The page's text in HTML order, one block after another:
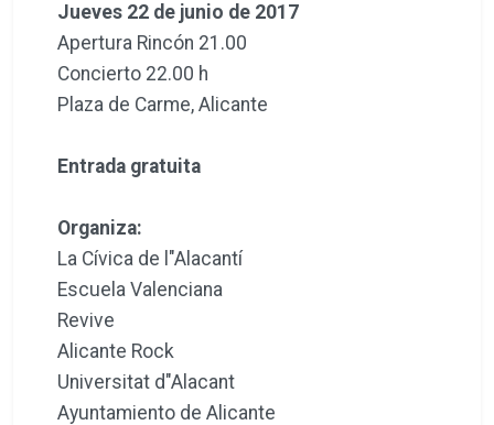
Jueves 22 de junio de 2017
Apertura Rincón 21.00
Concierto 22.00 h
Plaza de Carme, Alicante
Entrada gratuita
Organiza:
La Cívica de l"Alacantí
Escuela Valenciana
Revive
Alicante Rock
Universitat d"Alacant
Ayuntamiento de Alicante